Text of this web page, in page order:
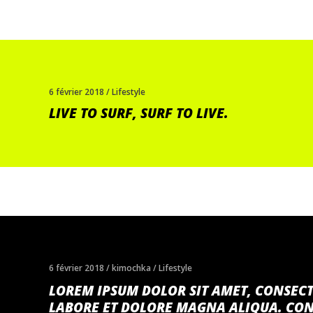
6 février 2018 Lifestyle
LIVE TO SURF, SURF TO LIVE.
6 février 2018 kimochka Lifestyle
LOREM IPSUM DOLOR SIT AMET,
LABORE ET DOLORE MAGNA ALIQUA.